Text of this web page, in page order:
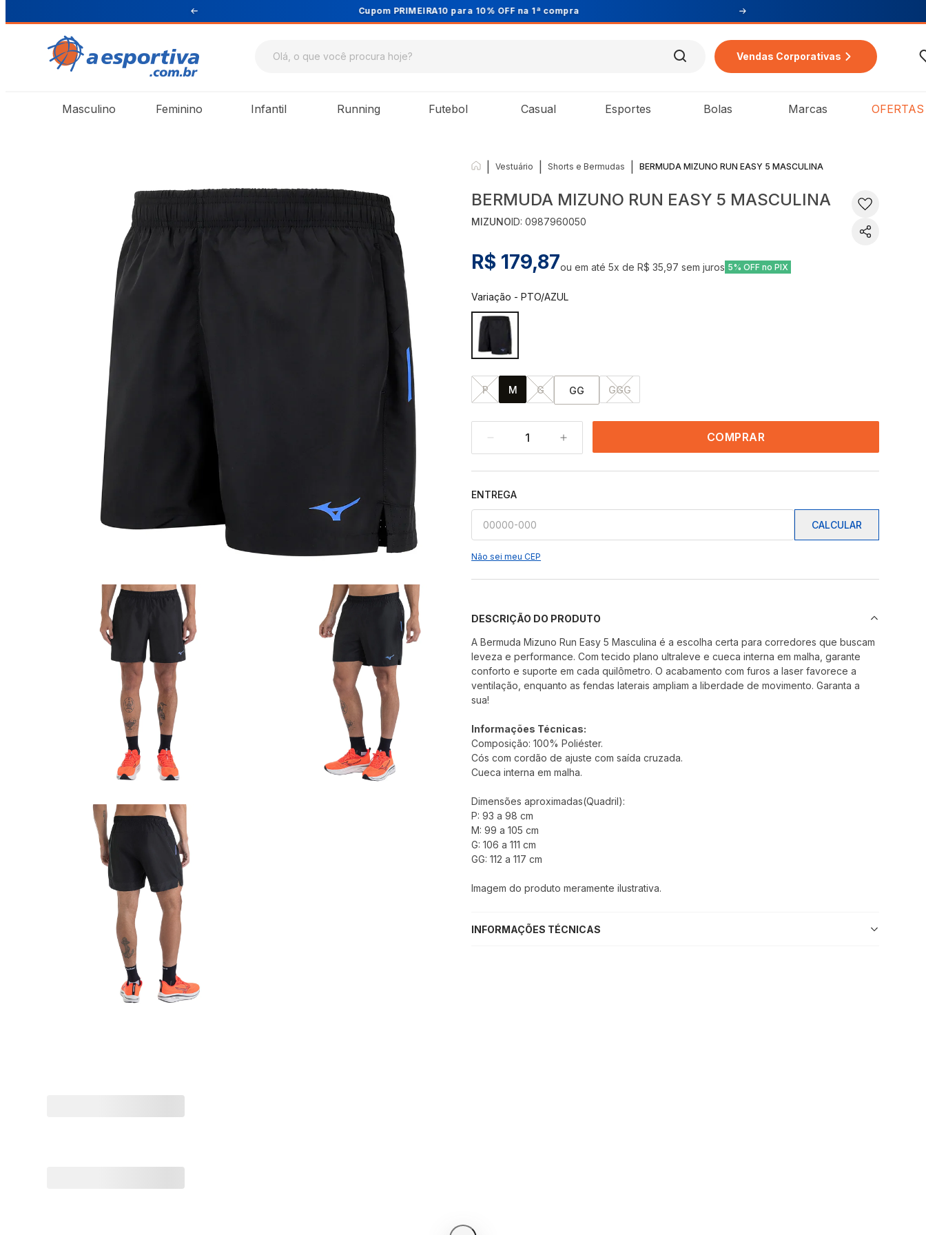
Cupom PRIMEIRA10 para 10% OFF na 1ª compra
Vendas Corporativas
Masculino Feminino Infantil Running Futebol Casual Esportes Bolas Marcas OFERTAS
Vestuário Shorts e Bermudas BERMUDA MIZUNO RUN EASY 5 MASCULINA
BERMUDA MIZUNO RUN EASY 5 MASCULINA
MIZUNOID:0987960050
R$ 179,87ou em até5x deR$ 35,97 sem juros 5% OFF no PIX
Variação -PTO/AZUL
P M G GG GGG
1 COMPRAR
ENTREGA
CALCULAR
Não sei meu CEP
DESCRIÇÃO DO PRODUTO
A Bermuda Mizuno Run Easy 5 Masculina é a escolha certa para corredores que buscam
leveza e performance. Com tecido plano ultraleve e cueca interna em malha, garante
conforto e suporte em cada quilômetro. O acabamento com furos a laser favorece a
ventilação, enquanto as fendas laterais ampliam a liberdade de movimento. Garanta a
sua!
Informações Técnicas:
Composição: 100% Poliéster.
Cós com cordão de ajuste com saída cruzada.
Cueca interna em malha.
Dimensões aproximadas(Quadril):
P: 93 a 98 cm
M: 99 a 105 cm
G: 106 a 111 cm
GG: 112 a 117 cm
Imagem do produto meramente ilustrativa.
INFORMAÇÕES TÉCNICAS